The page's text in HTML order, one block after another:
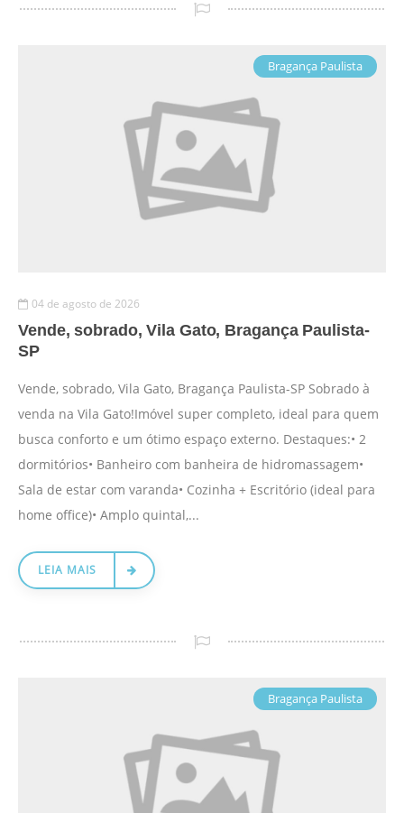
Bragança Paulista
04 de agosto de 2026
Vende, sobrado, Vila Gato, Bragança Paulista-
SP
Vende, sobrado, Vila Gato, Bragança Paulista-SP Sobrado à
venda na Vila Gato!​Imóvel super completo, ideal para quem
busca conforto e um ótimo espaço externo. ​Destaques:• 2
dormitórios• Banheiro com banheira de hidromassagem•
Sala de estar com varanda• Cozinha + Escritório (ideal para
home office)• Amplo quintal,...
LEIA MAIS
Bragança Paulista